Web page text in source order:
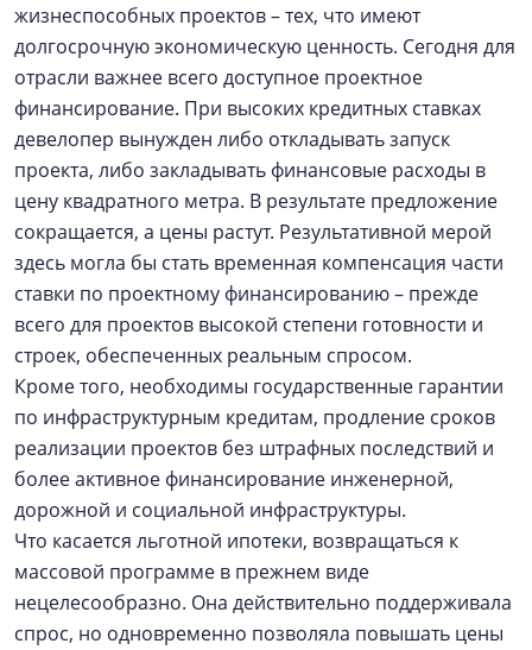
жизнеспособных проектов – тех, что имеют
долгосрочную экономическую ценность. Сегодня для
отрасли важнее всего доступное проектное
финансирование. При высоких кредитных ставках
девелопер вынужден либо откладывать запуск
проекта, либо закладывать финансовые расходы в
цену квадратного метра. В результате предложение
сокращается, а цены растут. Результативной мерой
здесь могла бы стать временная компенсация части
ставки по проектному финансированию – прежде
всего для проектов высокой степени готовности и
строек, обеспеченных реальным спросом.
Кроме того, необходимы государственные гарантии
по инфраструктурным кредитам, продление сроков
реализации проектов без штрафных последствий и
более активное финансирование инженерной,
дорожной и социальной инфраструктуры.
Что касается льготной ипотеки, возвращаться к
массовой программе в прежнем виде
нецелесообразно. Она действительно поддерживала
спрос, но одновременно позволяла повышать цены